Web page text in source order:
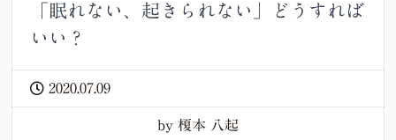
「眠れない、起きられない」どうすれば
いい？
2020.07.09
by 榎本 八起